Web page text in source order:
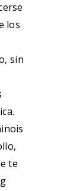
los
sin
te